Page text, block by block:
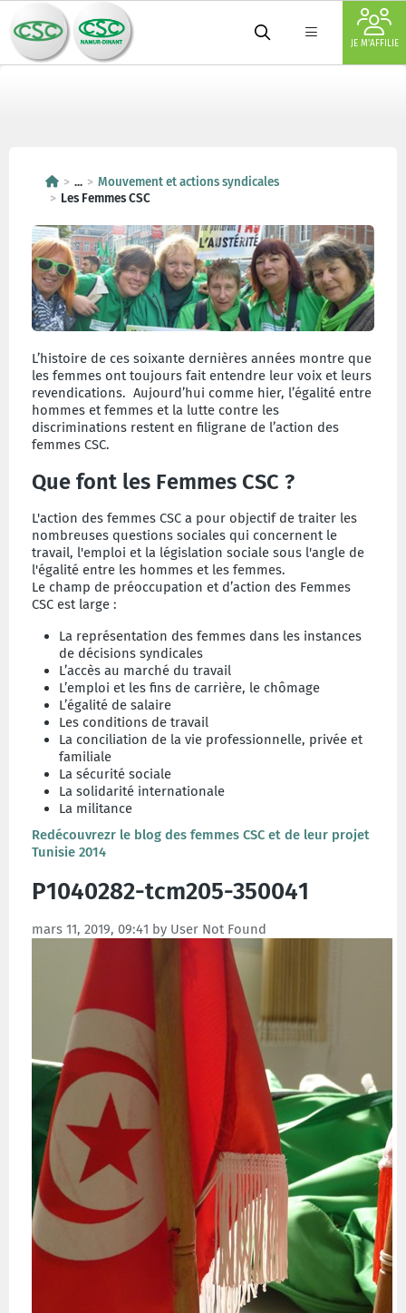
JE M'AFFILIE
...
Mouvement et actions syndicales
Les Femmes CSC
L’histoire de ces soixante dernières années montre que
les femmes ont toujours fait entendre leur voix et leurs
revendications. Aujourd’hui comme hier, l’égalité entre
hommes et femmes et la lutte contre les
discriminations restent en filigrane de l’action des
femmes CSC.
Que font les Femmes CSC ?
L'action des femmes CSC a pour objectif de traiter les
nombreuses questions sociales qui concernent le
travail, l'emploi et la législation sociale sous l'angle de
l'égalité entre les hommes et les femmes.
Le champ de préoccupation et d’action des Femmes
CSC est large :
La représentation des femmes dans les instances
de décisions syndicales
L’accès au marché du travail
L’emploi et les fins de carrière, le chômage
L’égalité de salaire
Les conditions de travail
La conciliation de la vie professionnelle, privée et
familiale
La sécurité sociale
La solidarité internationale
La militance
Redécouvrezr le blog des femmes CSC et de leur projet
Tunisie 2014
P1040282-tcm205-350041
mars 11, 2019, 09:41 by User Not Found